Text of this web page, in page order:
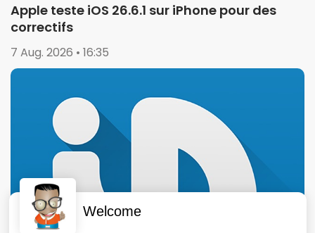
Apple teste iOS 26.6.1 sur iPhone pour des
correctifs
7 Aug. 2026 • 16:35
Welcome